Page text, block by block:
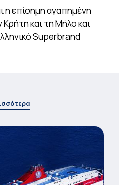
η επίσημη αγαπημένη
και τη Μήλο και
Superbrand